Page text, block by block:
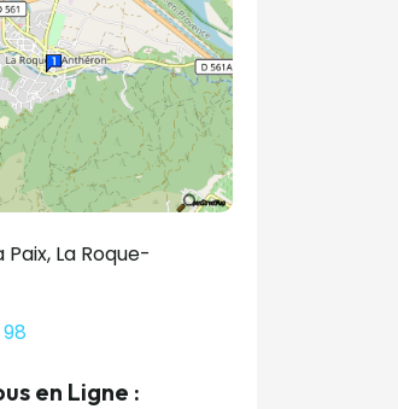
La Roque-
en Ligne :